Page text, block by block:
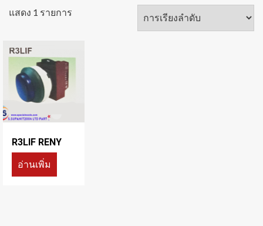
แสดง 1 รายการ
R3LIF RENY
อ่านเพิ่ม